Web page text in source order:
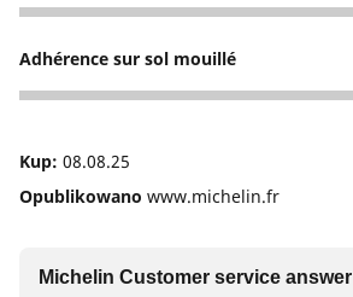
1
Adhérence sur sol mouillé
1
Kup: 08.08.25
Opublikowano www.michelin.fr
Michelin Customer service answer